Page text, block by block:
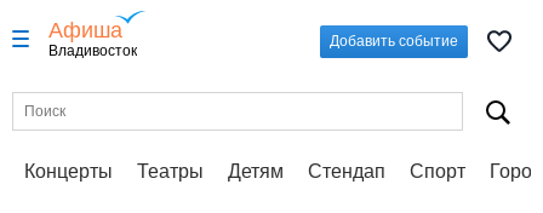
Афиша
Владивосток
Добавить событие
Концерты Театры Детям Стендап Спорт